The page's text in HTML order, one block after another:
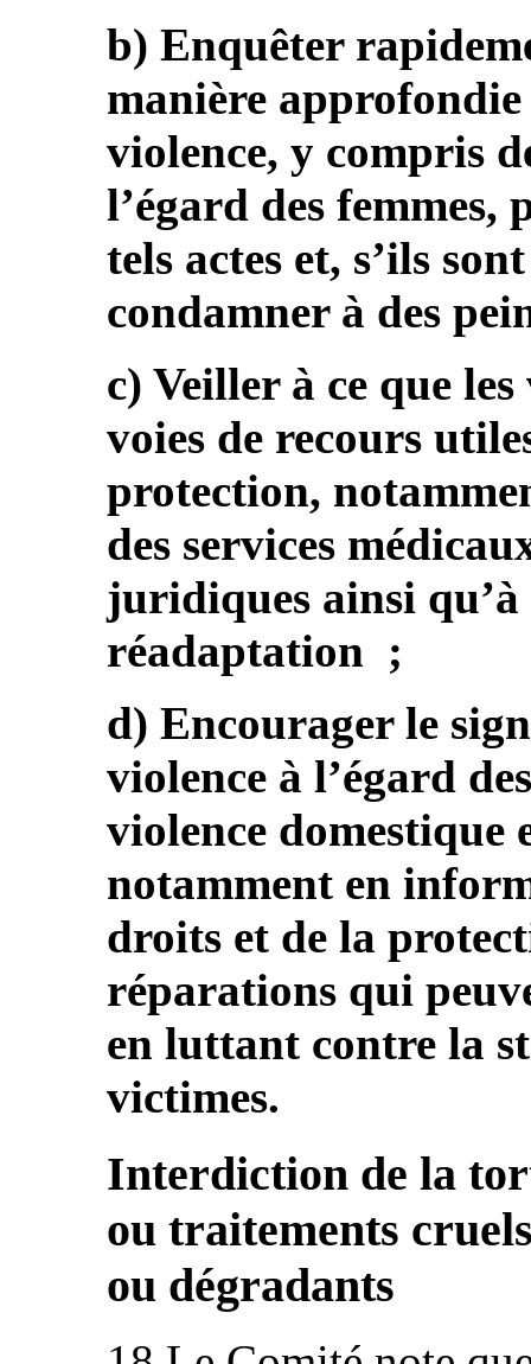
b) Enquêter
manière approfondie
violence, y compris
l’égard des femmes,
tels actes et, s’ils
condamner à des
c) Veiller à ce que
voies de recours
protection,
des services
juridiques ainsi qu’à
réadaptation ;
d) Encourager le
violence à l’égard
violence domestique
notamment en
droits et de la
réparations qui
en luttant contre la
victimes.
Interdiction de la
ou traitements
ou dégradants